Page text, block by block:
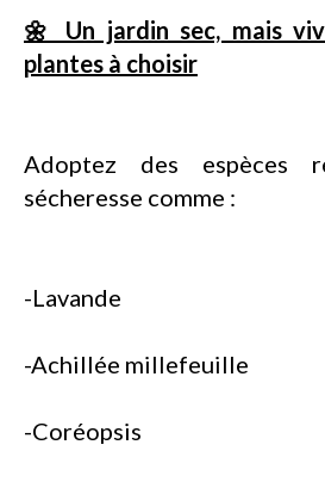
🌼 Un jardin sec, mais
plantes à choisir
Adoptez des espèces
sécheresse comme :
-Lavande
-Achillée millefeuille
-Coréopsis